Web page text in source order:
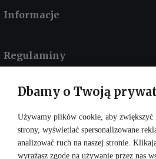
Informacje
Regulaminy
Kontakt
Dbamy o Twoją
Używamy plików cookie, aby zwiększyć
strony, wyświetlać spersonalizowane
analizować ruch na naszej stronie.
wyrażasz zgodę na używanie przez nas